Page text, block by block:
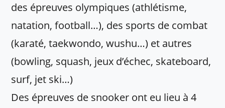
des épreuves olympiques (athlétisme,
natation, football…), des sports de combat
(karaté, taekwondo, wushu…) et autres
(bowling, squash, jeux d’échec, skateboard,
surf, jet ski…)
Des épreuves de snooker ont eu lieu à 4